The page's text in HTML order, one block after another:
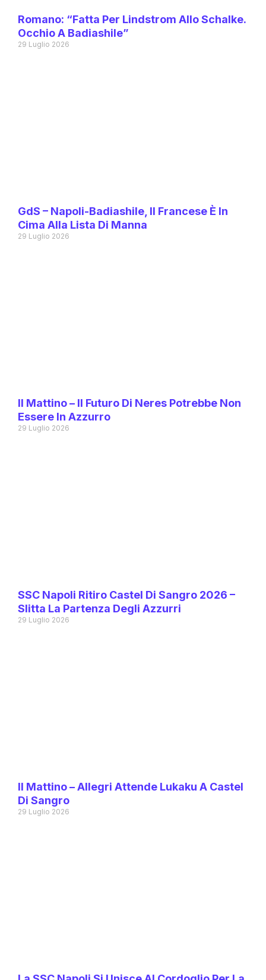
Romano: “Fatta Per Lindstrom Allo Schalke.
Occhio A Badiashile”
29 Luglio 2026
GdS – Napoli-Badiashile, Il Francese È In
Cima Alla Lista Di Manna
29 Luglio 2026
Il Mattino – Il Futuro Di Neres Potrebbe Non
Essere In Azzurro
29 Luglio 2026
SSC Napoli Ritiro Castel Di Sangro 2026 –
Slitta La Partenza Degli Azzurri
29 Luglio 2026
Il Mattino – Allegri Attende Lukaku A Castel
Di Sangro
29 Luglio 2026